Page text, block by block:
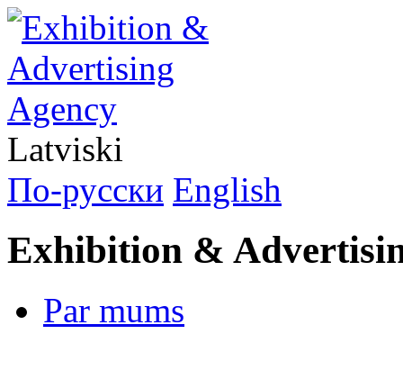
Latviski
По-русски English
Exhibition &
Par mums